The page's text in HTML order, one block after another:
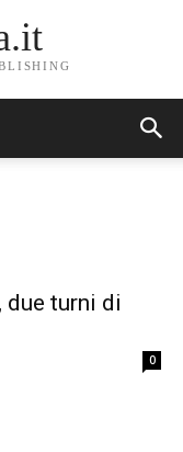
turni di
0